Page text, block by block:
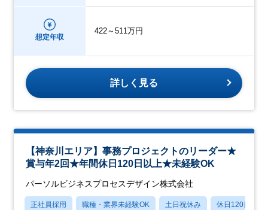
想定年収
422～511万円
詳しく見る
【神奈川エリア】事務プロジェクトのリーダー★
賞与年2回★年間休日120日以上★未経験OK
パーソルビジネスプロセスデザイン株式会社
正社員採用 職種・業界未経験OK 土日祝休み 休日120日以上